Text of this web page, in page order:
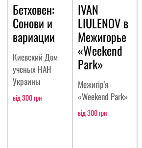
Бетховен:
Сонови и
вариации
Киевский Дом
ученых НАН
Украины
від 300 грн
IVAN
LIULENOV в
Межигорье
«Weekend
Park»
Межигір'я
«Weekend Park»
від 300 грн